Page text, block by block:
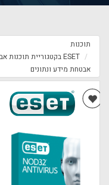
תוכנות
אבטחת מידע ונתונים